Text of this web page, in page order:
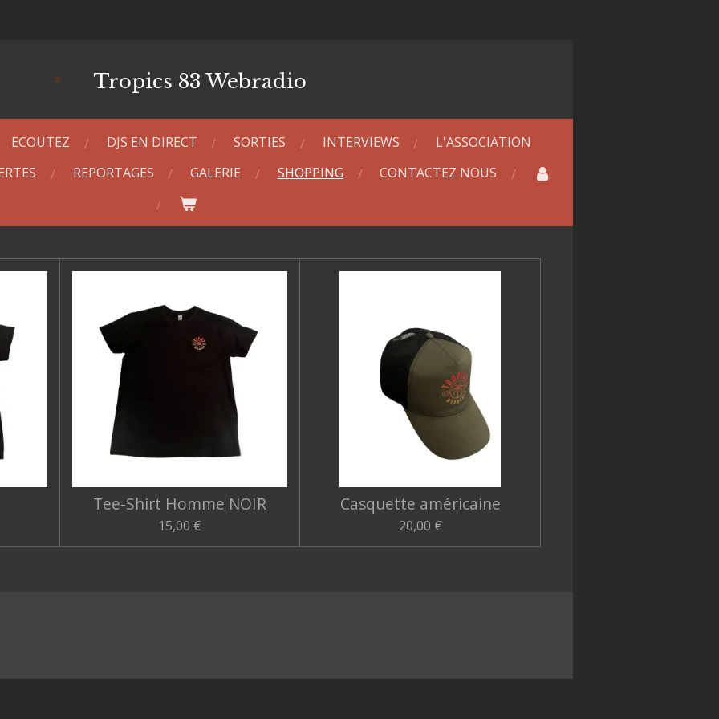
Tropics 83 Webradio
ECOUTEZ DJS EN DIRECT SORTIES INTERVIEWS
L'ASSOCIATION
REPORTAGES GALERIE SHOPPING CONTACTEZ NOUS
Tee-Shirt Homme NOIR
15,00 €
Casquette américaine
20,00 €